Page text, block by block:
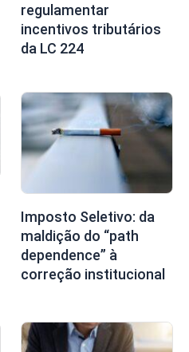
regulamentar
incentivos tributários
da LC 224
Imposto Seletivo: da
maldição do “path
dependence” à
correção institucional